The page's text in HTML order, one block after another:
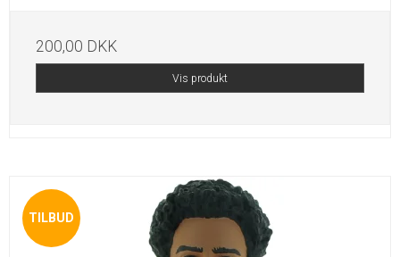
200,00 DKK
Vis produkt
TILBUD